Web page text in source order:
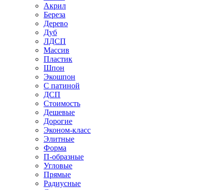
Акрил
Береза
Дерево
Дуб
ЛДСП
Массив
Пластик
Шпон
Экошпон
С патиной
ДСП
Стоимость
Дешевые
Дорогие
Эконом-класс
Элитные
Форма
П-образные
Угловые
Прямые
Радиусные